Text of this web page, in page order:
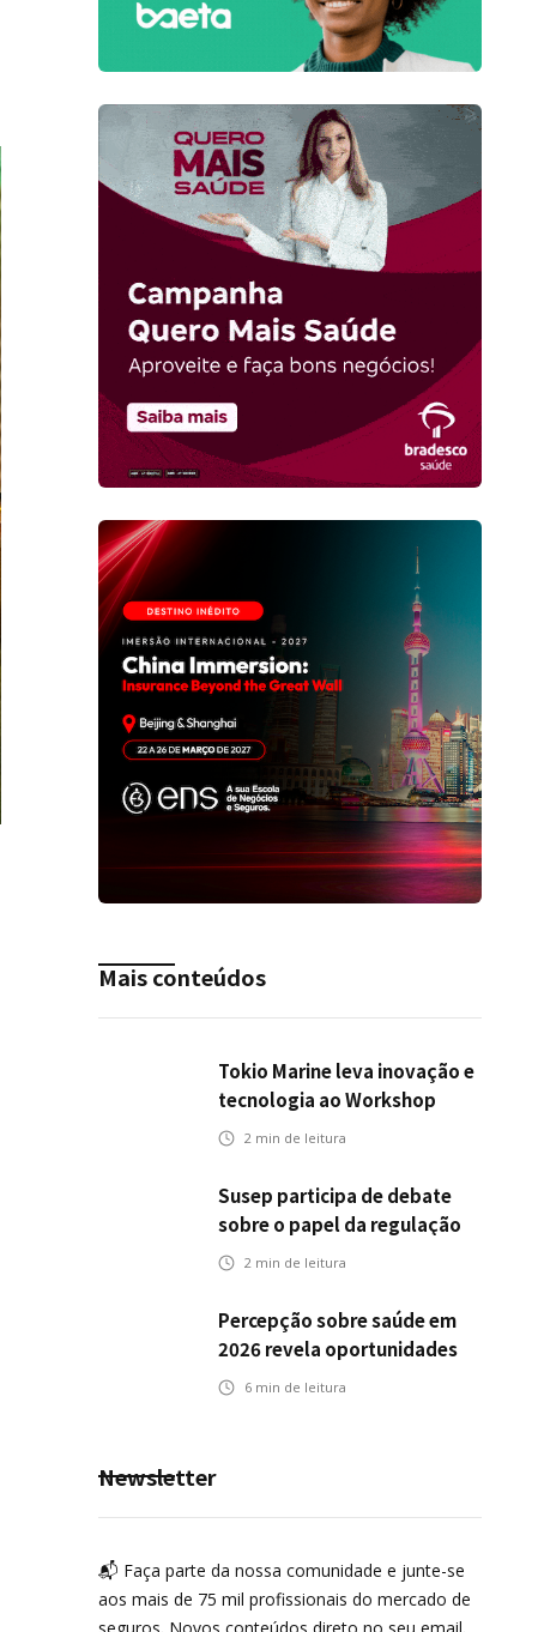
Mais conteúdos
Tokio Marine leva inovação e
tecnologia ao Workshop
Integrativo da Poli-USP
2 min de leitura
Susep participa de debate
sobre o papel da regulação
na transição climática
2 min de leitura
Percepção sobre saúde em
2026 revela oportunidades
para o mercado de seguros
6 min de leitura
Newsletter
📬 Faça parte da nossa comunidade e junte-se
aos mais de 75 mil profissionais do mercado de